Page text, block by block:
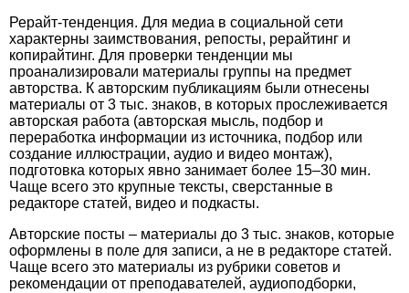
Рерайт-тенденция. Для медиа в социальной сети
характерны заимствования, репосты, рерайтинг и
копирайтинг. Для проверки тенденции мы
проанализировали материалы группы на предмет
авторства. К авторским публикациям были отнесены
материалы от 3 тыс. знаков, в которых прослеживается
авторская работа (авторская мысль, подбор и
переработка информации из источника, подбор или
создание иллюстрации, аудио и видео монтаж),
подготовка которых явно занимает более 15–30 мин.
Чаще всего это крупные тексты, сверстанные в
редакторе статей, видео и подкасты.
Авторские посты – материалы до 3 тыс. знаков, которые
оформлены в поле для записи, а не в редакторе статей.
Чаще всего это материалы из рубрики советов и
рекомендации от преподавателей, аудиоподборки,